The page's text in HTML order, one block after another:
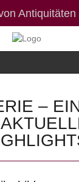
Antiquitäten
–